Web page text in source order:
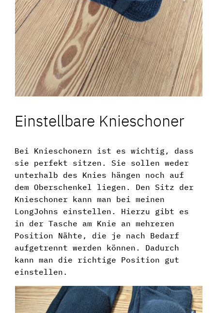
Einstellbare Knieschoner
Bei Knieschonern ist es wichtig, dass
sie perfekt sitzen. Sie sollen weder
unterhalb des Knies hängen noch auf
dem Oberschenkel liegen. Den Sitz der
Knieschoner kann man bei meinen
LongJohns einstellen. Hierzu gibt es
in der Tasche am Knie an mehreren
Position Nähte, die je nach Bedarf
aufgetrennt werden können. Dadurch
kann man die richtige Position gut
einstellen.